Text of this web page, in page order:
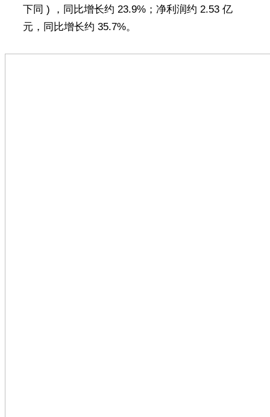
下同 ) ，同比增长约 23.9%；净利润约 2.53 亿
元，同比增长约 35.7%。